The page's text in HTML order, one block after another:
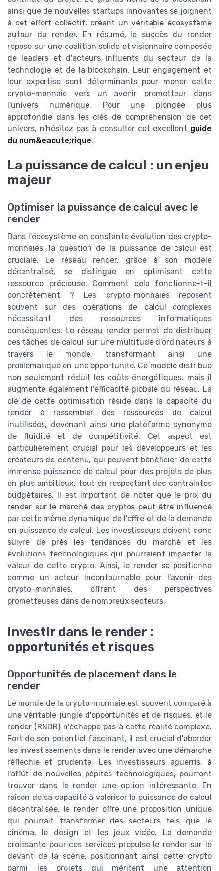
ainsi que de nouvelles startups innovantes se joignent
à cet effort collectif, créant un véritable écosystème
autour du render. En résumé, le succès du render
repose sur une coalition solide et visionnaire composée
de leaders et d'acteurs influents du secteur de la
technologie et de la blockchain. Leur engagement et
leur expertise sont déterminants pour mener cette
crypto-monnaie vers un avenir prometteur dans
l'univers numérique. Pour une plongée plus
approfondie dans les clés de compréhension de cet
univers, n'hésitez pas à consulter cet excellent guide
du num&eacute;rique.
La puissance de calcul : un enjeu
majeur
Optimiser la puissance de calcul avec le
render
Dans l'écosystème en constante évolution des crypto-
monnaies, la question de la puissance de calcul est
cruciale. Le réseau render, grâce à son modèle
décentralisé, se distingue en optimisant cette
ressource précieuse. Comment cela fonctionne-t-il
concrètement ? Les crypto-monnaies reposent
souvent sur des opérations de calcul complexes
nécessitant des ressources informatiques
conséquentes. Le réseau render permet de distribuer
ces tâches de calcul sur une multitude d'ordinateurs à
travers le monde, transformant ainsi une
problématique en une opportunité. Ce modèle distribué
non seulement réduit les coûts énergétiques, mais il
augmente également l'efficacité globale du réseau. La
clé de cette optimisation réside dans la capacité du
render à rassembler des ressources de calcul
inutilisées, devenant ainsi une plateforme synonyme
de fluidité et de compétitivité. Cet aspect est
particulièrement crucial pour les développeurs et les
créateurs de contenu, qui peuvent bénéficier de cette
immense puissance de calcul pour des projets de plus
en plus ambitieux, tout en respectant des contraintes
budgétaires. Il est important de noter que le prix du
render sur le marché des cryptos peut être influencé
par cette même dynamique de l'offre et de la demande
en puissance de calcul. Les investisseurs doivent donc
suivre de près les tendances du marché et les
évolutions technologiques qui pourraient impacter la
valeur de cette crypto. Ainsi, le render se positionne
comme un acteur incontournable pour l'avenir des
crypto-monnaies, offrant des perspectives
prometteuses dans de nombreux secteurs.
Investir dans le render :
opportunités et risques
Opportunités de placement dans le
render
Le monde de la crypto-monnaie est souvent comparé à
une véritable jungle d'opportunités et de risques, et le
render (RNDR) n'échappe pas à cette réalité complexe.
Fort de son potentiel fascinant, il est crucial d'aborder
les investissements dans le render avec une démarche
réfléchie et prudente. Les investisseurs aguerris, à
l'affût de nouvelles pépites technologiques, pourront
trouver dans le render une option intéressante. En
raison de sa capacité à valoriser la puissance de calcul
décentralisée, le render offre une proposition unique
qui pourrait transformer des secteurs tels que le
cinéma, le design et les jeux vidéo. La demande
croissante pour ces services propulse le render sur le
devant de la scène, positionnant ainsi cette crypto
parmi les projets qui méritent une attention